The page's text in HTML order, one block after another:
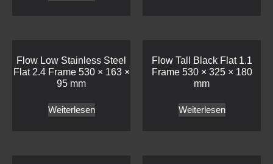
Flow Low Stainless Steel
Flat 2.4 Frame 530 × 163 ×
95 mm
Weiterlesen
Flow Tall Black Flat 1.1
Frame 530 × 325 × 180
mm
Weiterlesen